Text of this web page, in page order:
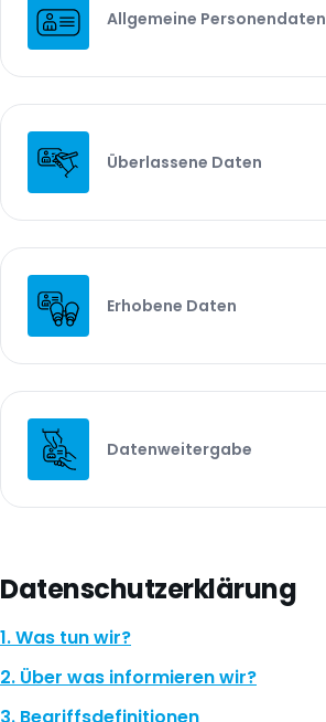
Allgemeine Personendaten
Überlassene Daten
Erhobene Daten
Datenweitergabe
Datenschutzerklärung
1. Was tun wir?
2. Über was informieren wir?
3. Begriffsdefinitionen